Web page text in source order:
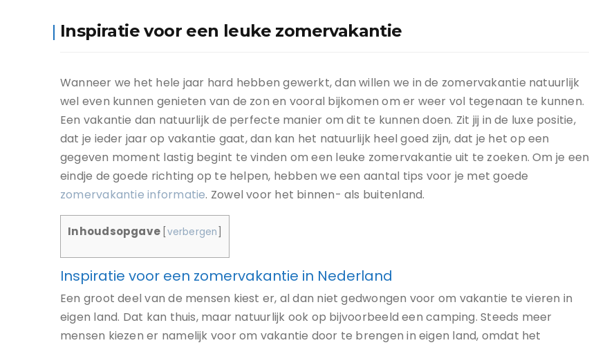
Inspiratie voor een leuke zomervakantie
Wanneer we het hele jaar hard hebben gewerkt, dan willen we in de zomervakantie natuurlijk
wel even kunnen genieten van de zon en vooral bijkomen om er weer vol tegenaan te kunnen.
Een vakantie dan natuurlijk de perfecte manier om dit te kunnen doen. Zit jij in de luxe positie,
dat je ieder jaar op vakantie gaat, dan kan het natuurlijk heel goed zijn, dat je het op een
gegeven moment lastig begint te vinden om een leuke zomervakantie uit te zoeken. Om je een
eindje de goede richting op te helpen, hebben we een aantal tips voor je met goede
zomervakantie informatie. Zowel voor het binnen- als buitenland.
Inhoudsopgave verbergen
Inspiratie voor een zomervakantie in Nederland
Een groot deel van de mensen kiest er, al dan niet gedwongen voor om vakantie te vieren in
eigen land. Dat kan thuis, maar natuurlijk ook op bijvoorbeeld een camping. Steeds meer
mensen kiezen er namelijk voor om vakantie door te brengen in eigen land, omdat het